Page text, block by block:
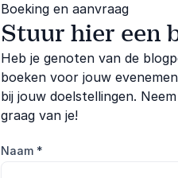
Boeking en aanvraag
Stuur hier een
Heb je genoten van de
boeken voor jouw
bij jouw doelstellingen.
graag van je!
Naam *